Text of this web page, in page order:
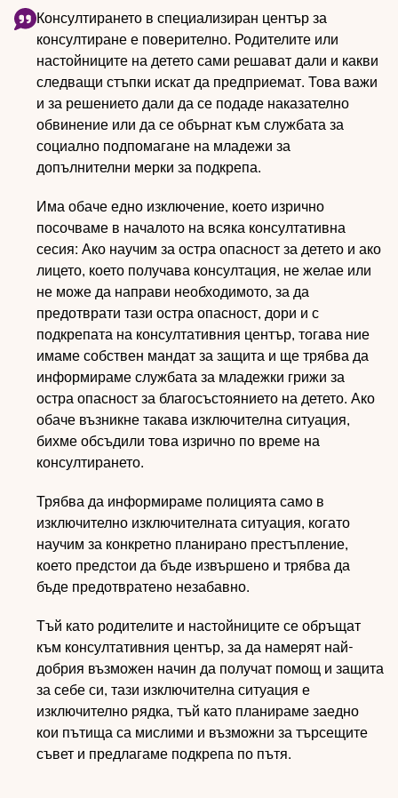
Консултирането в специализиран център за
консултиране е поверително. Родителите или
настойниците на детето сами решават дали и какви
следващи стъпки искат да предприемат. Това важи
и за решението дали да се подаде наказателно
обвинение или да се обърнат към службата за
социално подпомагане на младежи за
допълнителни мерки за подкрепа.
Има обаче едно изключение, което изрично
посочваме в началото на всяка консултативна
сесия: Ако научим за остра опасност за детето и ако
лицето, което получава консултация, не желае или
не може да направи необходимото, за да
предотврати тази остра опасност, дори и с
подкрепата на консултативния център, тогава ние
имаме собствен мандат за защита и ще трябва да
информираме службата за младежки грижи за
остра опасност за благосъстоянието на детето. Ако
обаче възникне такава изключителна ситуация,
бихме обсъдили това изрично по време на
консултирането.
Трябва да информираме полицията само в
изключително изключителната ситуация, когато
научим за конкретно планирано престъпление,
което предстои да бъде извършено и трябва да
бъде предотвратено незабавно.
Тъй като родителите и настойниците се обръщат
към консултативния център, за да намерят най-
добрия възможен начин да получат помощ и защита
за себе си, тази изключителна ситуация е
изключително рядка, тъй като планираме заедно
кои пътища са мислими и възможни за търсещите
съвет и предлагаме подкрепа по пътя.